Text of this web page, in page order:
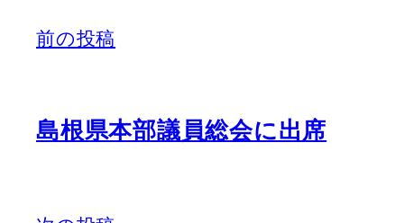
前の投稿
島根県本部議員総会に出席